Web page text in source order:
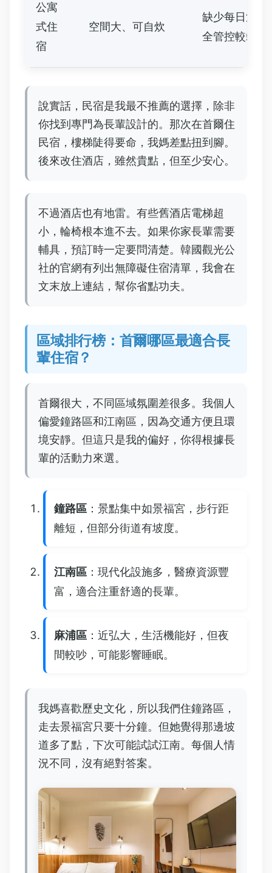
公寓
式住
宿
空間大、可自炊
缺少每日清潔
全管控較鬆
說實話，民宿是我最不推薦的選擇，除非
你找到專門為長輩設計的。那次在首爾住
民宿，樓梯陡得要命，我媽差點扭到腳。
後來改住酒店，雖然貴點，但至少安心。
不過酒店也有地雷。有些舊酒店電梯超
小，輪椅根本進不去。如果你家長輩需要
輔具，預訂時一定要問清楚。韓國觀光公
社的官網有列出無障礙住宿清單，我會在
文末放上連結，幫你省點功夫。
區域排行榜：首爾哪區最適合長
輩住宿？
首爾很大，不同區域氛圍差很多。我個人
偏愛鐘路區和江南區，因為交通方便且環
境安靜。但這只是我的偏好，你得根據長
輩的活動力來選。
鐘路區 ：景點集中如景福宮，步行距
離短，但部分街道有坡度。
江南區 ：現代化設施多，醫療資源豐
富，適合注重舒適的長輩。
麻浦區 ：近弘大，生活機能好，但夜
間較吵，可能影響睡眠。
我媽喜歡歷史文化，所以我們住鐘路區，
走去景福宮只要十分鐘。但她覺得那邊坡
道多了點，下次可能試試江南。每個人情
況不同，沒有絕對答案。